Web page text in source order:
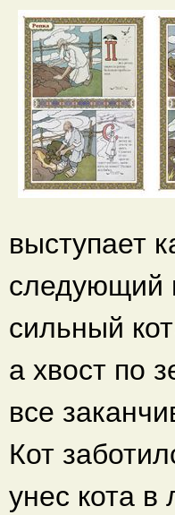
выступает
следующий
сильный
а хвост по
все
Кот
унес кота в